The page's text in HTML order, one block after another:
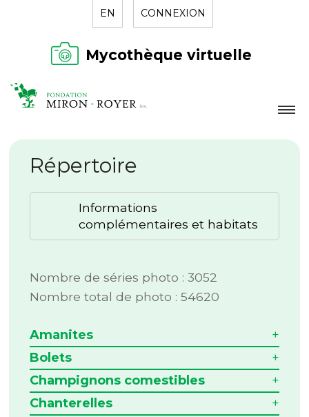
EN CONNEXION
Mycothèque virtuelle
LA FONDATION
NOUVELLES
RÉPERTOIRE
Répertoire
Informations
complémentaires et habitats
Nombre de séries photo : 3052
Nombre total de photo : 54620
Amanites
Bolets
Champignons comestibles
Chanterelles